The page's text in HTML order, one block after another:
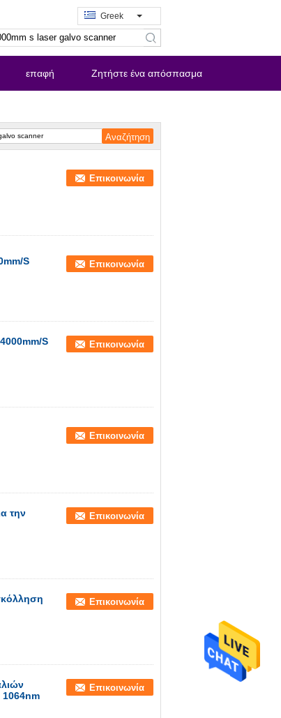
Greek
search
επαφή Ζητήστε ένα απόσπασμα
Επικοινωνία
S Επικοινωνία
S
Επικοινωνία
Επικοινωνία
την
Επικοινωνία
Επικοινωνία
1064nm
Επικοινωνία